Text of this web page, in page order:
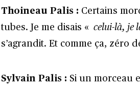
Thoineau Palis : Certains
tubes. Je me disais « celui-là, je
s’agrandit. Et comme ça, zéro
Sylvain Palis : Si un morceau